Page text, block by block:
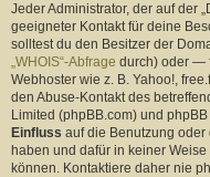
Jeder Administrator, der auf der
geeigneter Kontakt für deine
solltest du den Besitzer der
„WHOIS“-Abfrage durch) oder —
Webhoster wie z. B. Yahoo!,
den Abuse-Kontakt des
Limited (phpBB.com) und
Einfluss auf die Benutzung
haben und dafür in keiner
können. Kontaktiere daher nie